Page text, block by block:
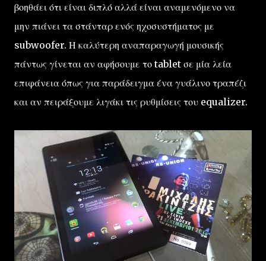
βοηθάει ότι είναι διπλό αλλά είναι αναμενόμενο να
μην πιάνει τα στάνταρ ενός ηχοσυστήματος με
subwoofer. Η καλύτερη αναπαραγωγή μουσικής
πάντως γίνεται αν αφήσουμε το tablet σε μία λεία
επιφάνεια όπως για παράδειγμα ένα γυάλινο τραπέζι
και αν πειράξουμε λιγάκι τις ρυθμίσεις του equalizer.